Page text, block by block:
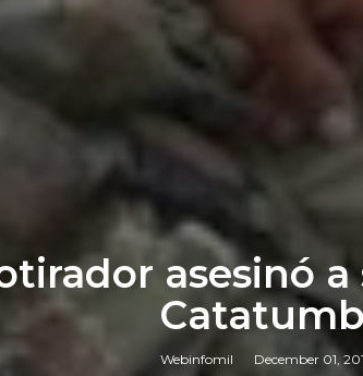
asesinó
Webinfomil December 01,